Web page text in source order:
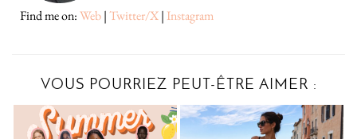
Find me on:Web|Twitter/X| Instagram
VOUS POURRIEZ PEUT-ÊTRE AIMER :